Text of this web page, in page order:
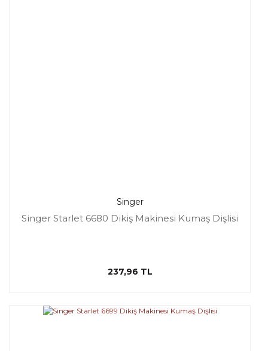
Singer
Singer Starlet 6680 Dikiş Makinesi Kumaş Dişlisi
237,96 TL